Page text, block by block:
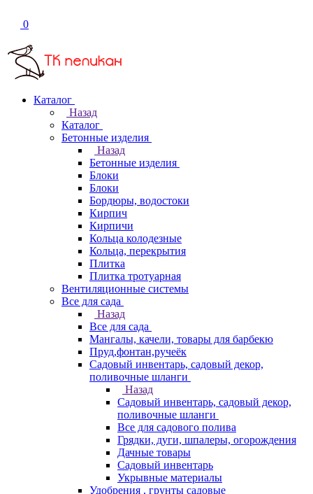
0
Каталог
Назад
Каталог
Бетонные изделия
Назад
Бетонные изделия
Блоки
Блоки
Бордюры, водостоки
Кирпич
Кирпичи
Кольца колодезные
Кольца, перекрытия
Плитка
Плитка тротуарная
Вентиляционные системы
Все для сада
Назад
Все для сада
Мангалы, качели, товары для барбекю
Пруд,фонтан,ручеёк
Садовый инвентарь, садовый декор,
поливочные шланги
Назад
Садовый инвентарь, садовый декор,
поливочные шланги
Все для садового полива
Грядки, дуги, шпалеры, огорождения
Дачные товары
Садовый инвентарь
Укрывные материалы
Удобрения , грунты садовые